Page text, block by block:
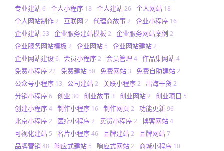
专业建站6 个人小程序 18 个人建站26 个人网站 18
个人网站制作2 互联网 2 代理商故事2 企业小程序 16
企业建站 53 企业服务建站模板 2 企业服务网站案例 2
企业服务网站模板 2 企业网站 5 企业网站建站2
企业网站建设6 会员小程序2 会员管理 4 作品集网站4
免费小程序22 免费建站 50 免费网站 3 免费自助建站2
公众号小程序 13 公司建站2 关联小程序2 出海干货2
分销小程序6 创业 30 创业故事 3 创业网站2 创业项目 5
创建小程序4 制作小程序 16 制作网页 2 功能更新96
北京小程序2 医疗小程序2 卖货小程序2 博客网站4
可视化建站 5 名片小程序46 品牌建站2 品牌网站7
品牌营销 48 响应式建站 5 响应式网站2 商城小程序 10